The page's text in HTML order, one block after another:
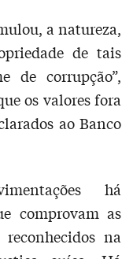
a natureza,
de tais
de corrupção”,
os valores fora
ao Banco
há
comprovam as
na